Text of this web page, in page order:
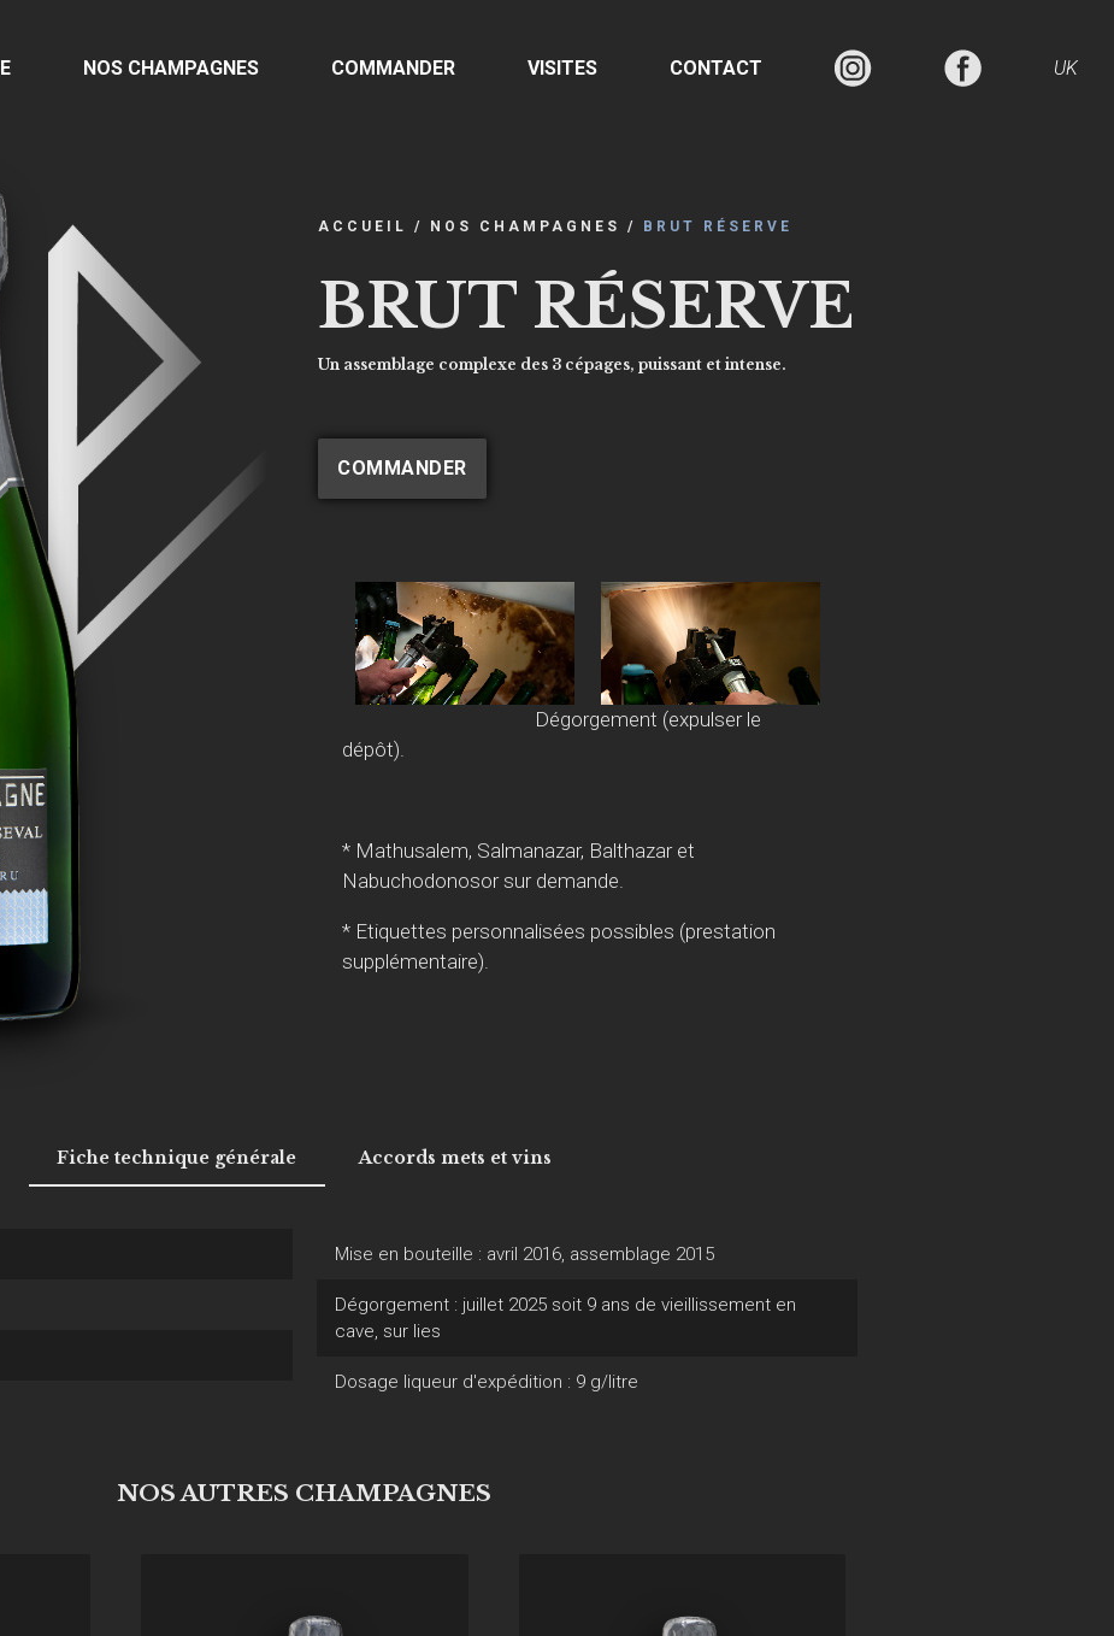
NOS CHAMPAGNES COMMANDER VISITES CONTACT UK
ACCUEIL / NOS CHAMPAGNES / BRUT RÉSERVE
BRUT RÉSERVE
Un assemblage complexe des 3 cépages, puissant et intense.
COMMANDER
Dégorgement (expulser le
dépôt).
* Mathusalem, Salmanazar, Balthazar et
Nabuchodonosor sur demande.
* Etiquettes personnalisées possibles (prestation
supplémentaire).
Fiche technique générale Accords mets et vins
Mise en bouteille : avril 2016, assemblage 2015
Dégorgement : juillet 2025 soit 9 ans de vieillissement en
cave, sur lies
Dosage liqueur d'expédition : 9 g/litre
NOS AUTRES CHAMPAGNES